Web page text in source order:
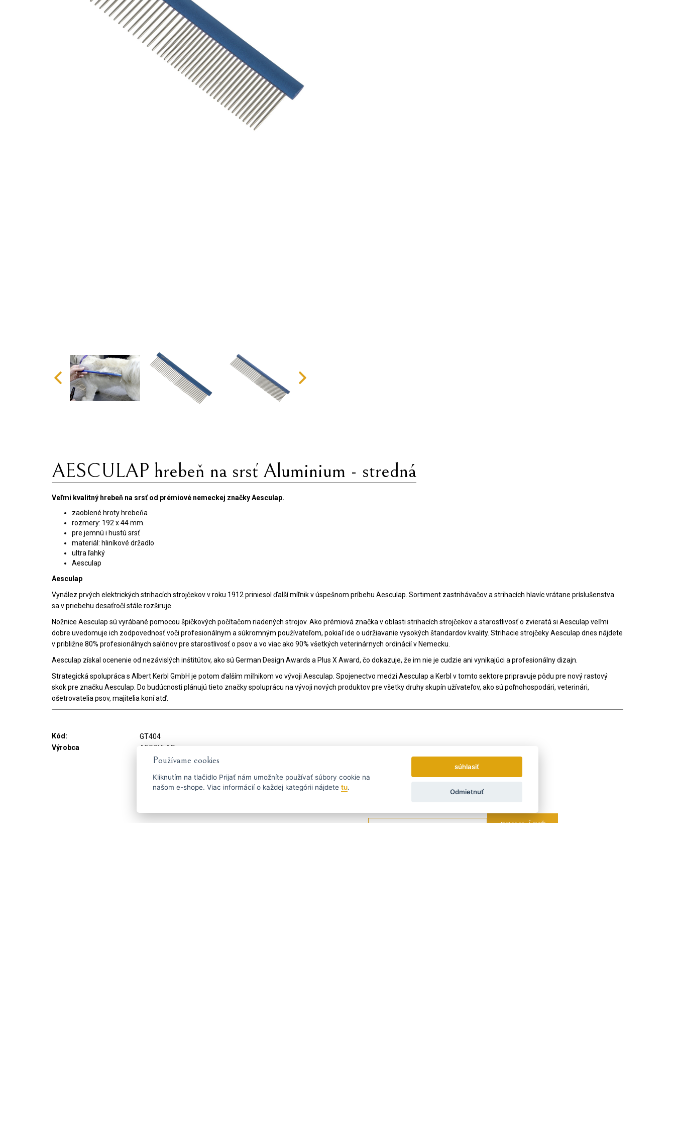
AESCULAP ​​hrebeň na srsť Aluminium - stredná
Veľmi kvalitný hrebeň na srsť od prémiové nemeckej značky Aesculap.
zaoblené hroty hrebeňa
rozmery: 192 x 44 mm.
pre jemnú i hustú srsť
materiál: hliníkové držadlo
ultra ľahký
Aesculap
Aesculap
Vynález prvých elektrických strihacích strojčekov v roku 1912 priniesol ďalší míľnik v úspešnom príbehu Aesculap. Sortiment zastrihávačov a strihacích hlavíc vrátane príslušenstva
sa v priebehu desaťročí stále rozširuje.
Nožnice Aesculap sú vyrábané pomocou špičkových počítačom riadených strojov. Ako prémiová značka v oblasti strihacích strojčekov a starostlivosť o zvieratá si Aesculap veľmi
dobre uvedomuje ich zodpovednosť voči profesionálnym a súkromným používateľom, pokiaľ ide o udržiavanie vysokých štandardov kvality. Strihacie strojčeky Aesculap dnes nájdete
v približne 80% profesionálnych salónov pre starostlivosť o psov a vo viac ako 90% všetkých veterinárnych ordinácií v Nemecku.
Aesculap získal ocenenie od nezávislých inštitútov, ako sú German Design Awards a Plus X Award, čo dokazuje, že im nie je cudzie ani vynikajúci a profesionálny dizajn.
Strategická spolupráca s Albert Kerbl GmbH je potom ďalším míľnikom vo vývoji Aesculap. Spojenectvo medzi Aesculap a Kerbl v tomto sektore pripravuje pôdu pre nový rastový
skok pre značku Aesculap. Do budúcnosti plánujú tieto značky spoluprácu na vývoji nových produktov pre všetky druhy skupín užívateľov, ako sú poľnohospodári, veterinári,
ošetrovatelia psov, majitelia koní atď.
Kód:
GT404
Výrobca
AESCULAP
Používame cookies
Kliknutím na tlačidlo Prijať nám umožníte používať súbory cookie na
našom e-shope. Viac informácií o každej kategórii nájdete tu.
súhlasiť
Odmietnuť